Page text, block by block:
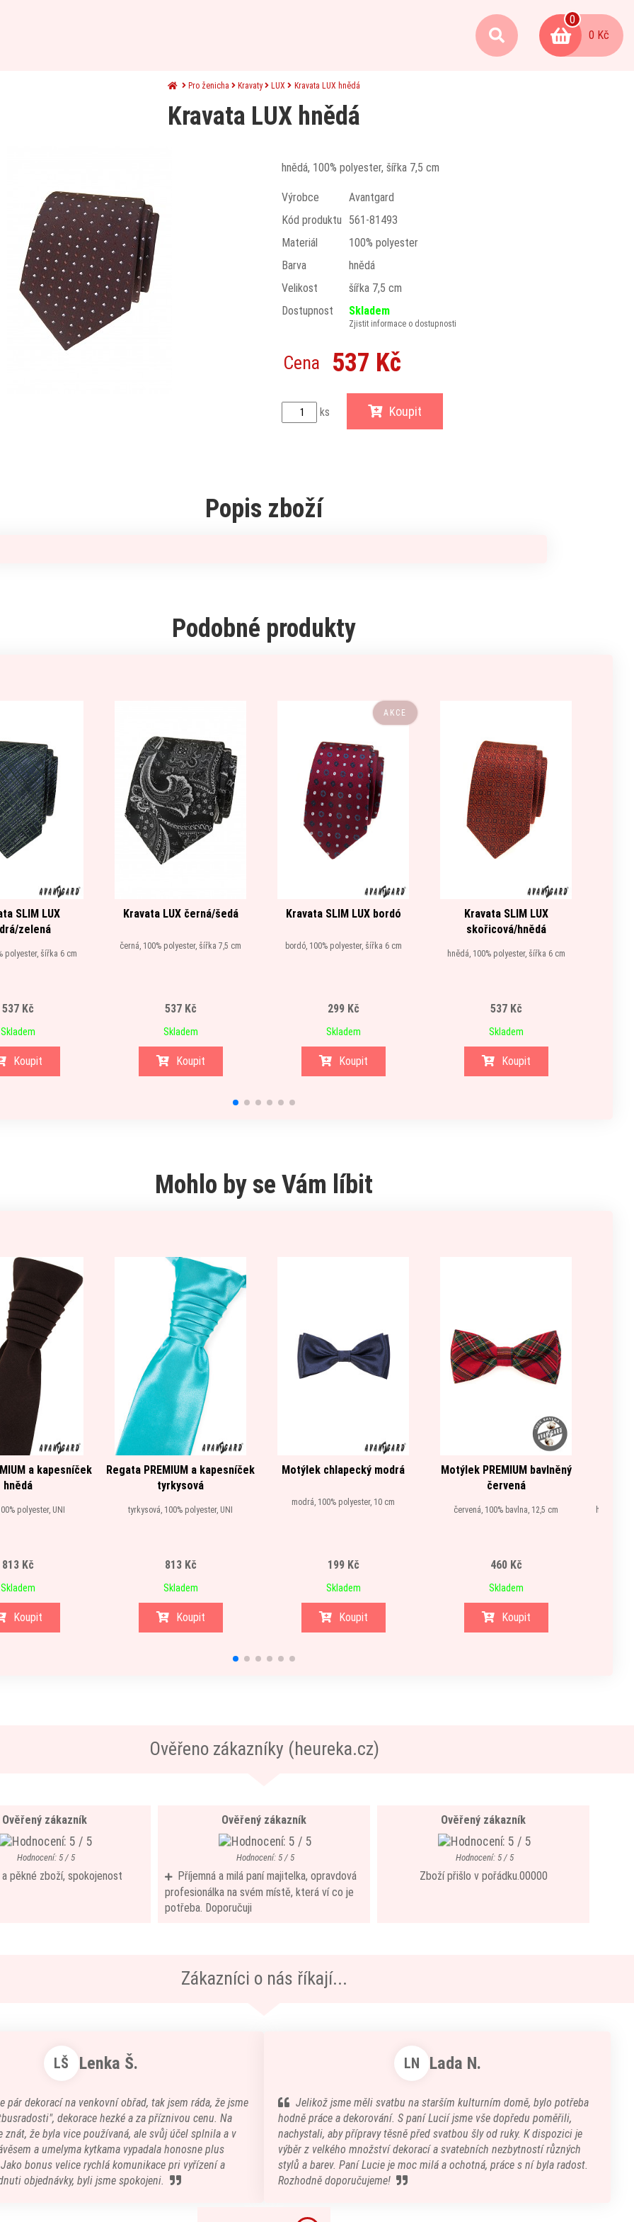
0
0 Kč
Pro ženicha Kravaty LUX Kravata LUX hnědá
Kravata LUX hnědá
hnědá, 100% polyester, šířka 7,5 cm
Výrobce
Avantgard
Kód produktu
561-81493
Materiál
100% polyester
Barva
hnědá
Velikost
šířka 7,5 cm
Dostupnost
Skladem
Zjistit informace o dostupnosti
Cena 537 Kč
ks Koupit
Popis zboží
Podobné produkty
SLIM LUX
zelená
polyester, šířka 6 cm
537 Kč
Skladem
Koupit
Kravata LUX černá/šedá
černá, 100% polyester, šířka 7,5 cm
537 Kč
Skladem
Koupit
AKCE
Kravata SLIM LUX bordó
bordó, 100% polyester, šířka 6 cm
299 Kč
Skladem
Koupit
Kravata SLIM LUX
skořicová/hnědá
hnědá, 100% polyester, šířka 6 cm
537 Kč
Skladem
Koupit
Mohlo by se Vám líbit
a kapesníček
hnědá
polyester, UNI
813 Kč
Skladem
Koupit
Regata PREMIUM a kapesníček
tyrkysová
tyrkysová, 100% polyester, UNI
813 Kč
Skladem
Koupit
Motýlek chlapecký modrá
modrá, 100% polyester, 10 cm
199 Kč
Skladem
Koupit
Motýlek PREMIUM bavlněný
červená
červená, 100% bavlna, 12,5 cm
460 Kč
Skladem
Koupit
hnědá,
Ověřeno zákazníky (heureka.cz)
Ověřený zákazník
Hodnocení: 5 / 5
pěkné zboží, spokojenost
Ověřený zákazník
Hodnocení: 5 / 5
Příjemná a milá paní majitelka, opravdová
profesionálka na svém místě, která ví co je
potřeba. Doporučuji
Ověřený zákazník
Hodnocení: 5 / 5
Zboží přišlo v pořádku.00000
Zákazníci o nás říkají...
LŠ Lenka Š.
pár dekorací na venkovní obřad, tak jsem ráda, že jsme
dekorace hezké a za příznivou cenu. Na
znát, že byla vice používaná, ale svůj účel splnila a v
a umelyma kytkama vypadala honosne plus
bonus velice rychlá komunikace pri vyřízení a
objednávky, byli jsme spokojeni.
LN Lada N.
Jelikož jsme měli svatbu na starším kulturním domě, bylo potřeba
hodně práce a dekorování. S paní Lucií jsme vše dopředu poměřili,
nachystali, aby přípravy těsně před svatbou šly od ruky. K dispozici je
výběr z velkého množství dekorací a svatebních nezbytností různých
stylů a barev. Paní Lucie je moc milá a ochotná, práce s ní byla radost.
Rozhodně doporučujeme!